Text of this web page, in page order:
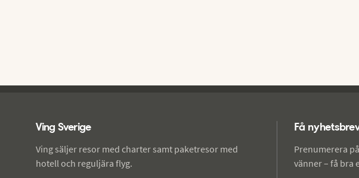
Ving Sverige
Ving säljer resor med charter samt paketresor med
hotell och reguljära flyg.
Få
Prenumerera
vänner – få bra